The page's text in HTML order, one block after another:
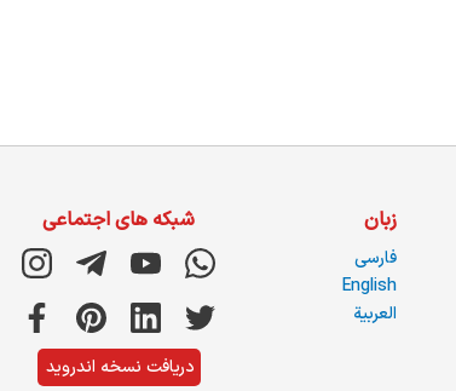
زبان
فارسی
English
العربية
شبکه های اجتماعی
دریافت نسخه اندروید